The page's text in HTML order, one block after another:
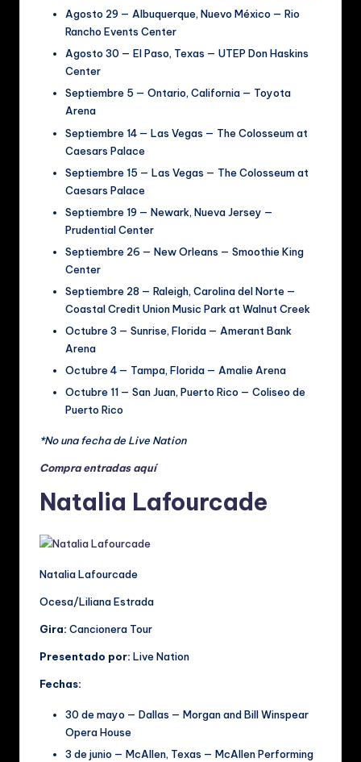
Agosto 29 — Albuquerque, Nuevo México — Rio
Rancho Events Center
Agosto 30 — El Paso, Texas — UTEP Don Haskins
Center
Septiembre 5 — Ontario, California — Toyota
Arena
Septiembre 14 — Las Vegas — The Colosseum at
Caesars Palace
Septiembre 15 — Las Vegas — The Colosseum at
Caesars Palace
Septiembre 19 — Newark, Nueva Jersey —
Prudential Center
Septiembre 26 — New Orleans — Smoothie King
Center
Septiembre 28 — Raleigh, Carolina del Norte —
Coastal Credit Union Music Park at Walnut Creek
Octubre 3 — Sunrise, Florida — Amerant Bank
Arena
Octubre 4 — Tampa, Florida — Amalie Arena
Octubre 11 — San Juan, Puerto Rico — Coliseo de
Puerto Rico
*No una fecha de Live Nation
Compra entradas aquí
Natalia Lafourcade
Natalia Lafourcade
Ocesa/Liliana Estrada
Gira: Cancionera Tour
Presentado por: Live Nation
Fechas:
30 de mayo — Dallas — Morgan and Bill Winspear
Opera House
3 de junio — McAllen, Texas — McAllen Performing